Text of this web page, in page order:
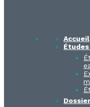
Accueil